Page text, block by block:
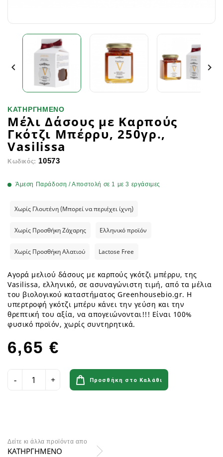
 
ΚΑΤΗΡΓΗΜΕΝΟ
Μέλι Δάσους με Καρπούς
Γκότζι Μπέρρυ, 250γρ.,
Vasilissa
Κωδικός: 10573
Άμεση Παράδοση / Αποστολή σε 1 με 3 εργάσιμες
Χωρίς Γλουτένη (Μπορεί να περιέχει ίχνη)
Χωρίς Προσθήκη Ζάχαρης Ελληνικό προϊόν
Χωρίς Προσθήκη Αλατιού Lactose Free
Αγορά μελιού δάσους με καρπούς γκότζι μπέρρυ, της
Vasilissa, ελληνικό, σε ασυναγώνιστη τιμή, από τα μέλια
του βιολογικού καταστήματος Greenhousebio.gr. Η
υπερτροφή γκότζι μπέρυ κάνει την γεύση και την
θρεπτική του αξία, να απογειώνονται!!! Είναι 100%
φυσικό προϊόν, χωρίς συντηρητικά.
6,65 €
Προσθήκη στο Καλάθι
Δείτε κι άλλα προϊόντα απο
ΚΑΤΗΡΓΗΜΕΝΟ